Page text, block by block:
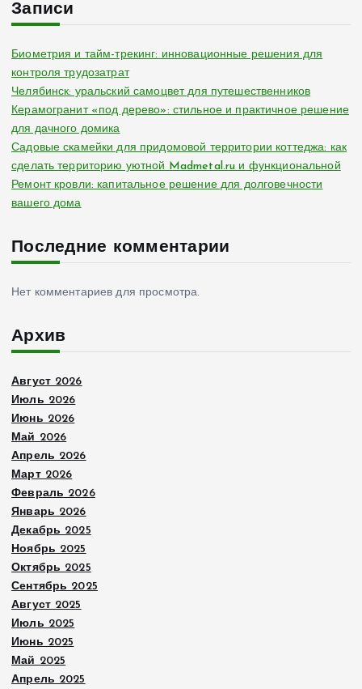
Записи
Биометрия и тайм-трекинг: инновационные решения для
контроля трудозатрат
Челябинск: уральский самоцвет для путешественников
Керамогранит «под дерево»: стильное и практичное решение
для дачного домика
Садовые скамейки для придомовой территории коттеджа: как
сделать территорию уютной Madmetal.ru и функциональной
Ремонт кровли: капитальное решение для долговечности
вашего дома
Последние комментарии
Нет комментариев для просмотра.
Архив
Август 2026
Июль 2026
Июнь 2026
Май 2026
Апрель 2026
Март 2026
Февраль 2026
Январь 2026
Декабрь 2025
Ноябрь 2025
Октябрь 2025
Сентябрь 2025
Август 2025
Июль 2025
Июнь 2025
Май 2025
Апрель 2025